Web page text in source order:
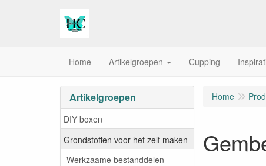
Home Artikelgroepen Cupping
Artikelgroepen
DIY boxen
Grondstoffen voor het zelf maken
Werkzaame bestanddelen
Home